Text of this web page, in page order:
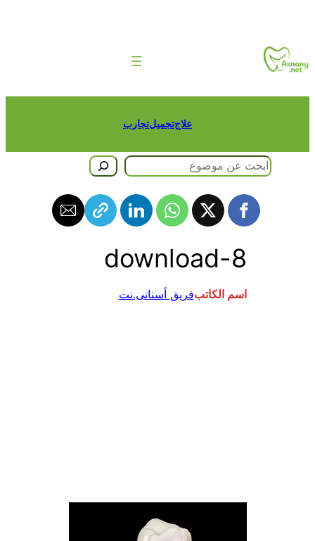
المحتوى
علاجتجميلتجارب
download-8
اسم الكاتبفريق أسنانى.نت